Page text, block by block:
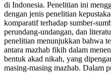
di Indonesia. Penelitian ini
dengan jenis penelitian
komparatif terhadap sumber-
perundang-undangan, dan
penelitian menunjukkan bahwa
antara mazhab fikih dalam
bentuk akad nikah, yang
masing-masing mazhab. Dalam